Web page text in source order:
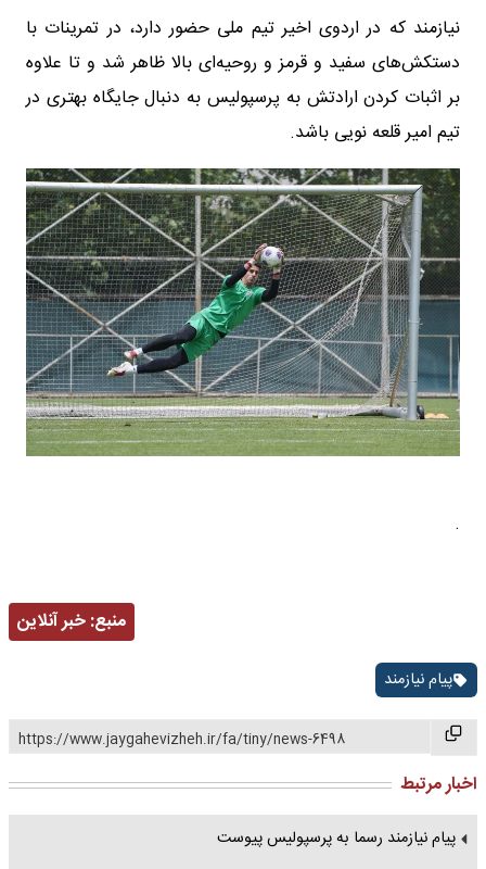
نیازمند که در اردوی اخیر تیم ملی حضور دارد، در تمرینات با
دستکش‌های سفید و قرمز و روحیه‌ای بالا ظاهر شد و تا علاوه
بر اثبات کردن ارادتش به پرسپولیس به دنبال جایگاه بهتری در
تیم امیر قلعه نویی باشد.
.
منبع:خبر آنلاین
پیام نیازمند
https://www.jaygahevizheh.ir/fa/tiny/news-6498
اخبار مرتبط
پیام نیازمند رسما به پرسپولیس پیوست